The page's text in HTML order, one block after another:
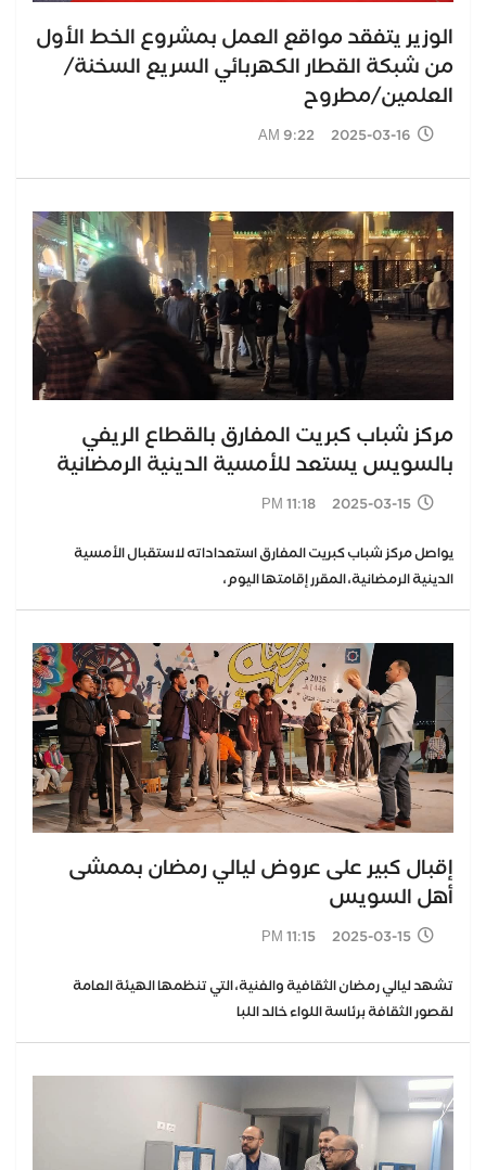
الوزير يتفقد مواقع العمل بمشروع الخط الأول
من شبكة القطار الكهربائي السريع السخنة/
العلمين/مطروح
2025-03-16 9:22 AM
مركز شباب كبريت المفارق بالقطاع الريفي
بالسويس يستعد للأمسية الدينية الرمضانية
2025-03-15 11:18 PM
يواصل مركز شباب كبريت المفارق استعداداته لاستقبال الأمسية
الدينية الرمضانية، المقرر إقامتها اليوم،
إقبال كبير على عروض ليالي رمضان بممشى
أهل السويس
2025-03-15 11:15 PM
تشهد ليالي رمضان الثقافية والفنية، التي تنظمها الهيئة العامة
لقصور الثقافة برئاسة اللواء خالد اللبا